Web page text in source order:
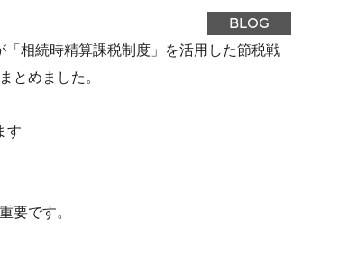
BLOG
相続時精算課税制度」を活用した節税戦
とめました。
す
要です。